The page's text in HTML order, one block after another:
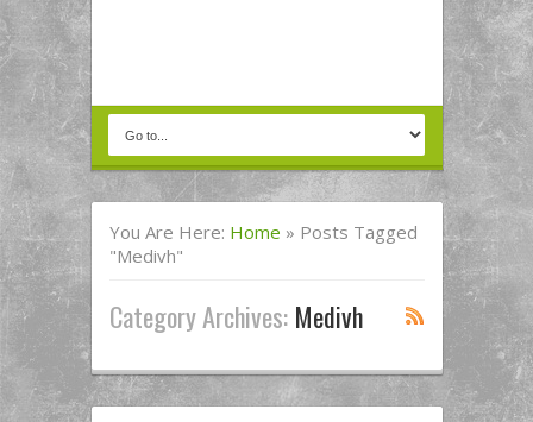
You Are Here: Home » Posts Tagged
"Medivh"
Category Archives: Medivh